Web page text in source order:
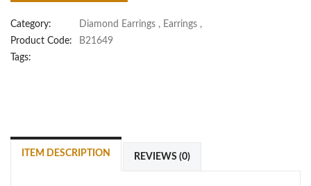
Category: Diamond Earrings , Earrings ,
Product Code:
B21649
Tags:
ITEM DESCRIPTION REVIEWS (0)